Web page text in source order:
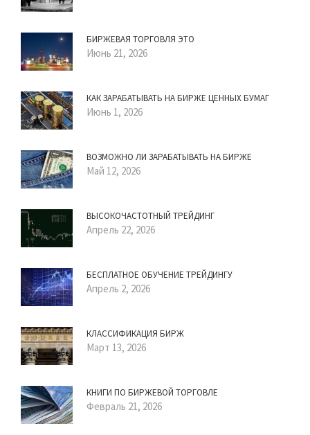
БИРЖЕВАЯ ТОРГОВЛЯ ЭТО
Июнь 21, 2026
КАК ЗАРАБАТЫВАТЬ НА БИРЖЕ ЦЕННЫХ БУМАГ
Июнь 1, 2026
ВОЗМОЖНО ЛИ ЗАРАБАТЫВАТЬ НА БИРЖЕ
Май 12, 2026
ВЫСОКОЧАСТОТНЫЙ ТРЕЙДИНГ
Апрель 22, 2026
БЕСПЛАТНОЕ ОБУЧЕНИЕ ТРЕЙДИНГУ
Апрель 2, 2026
КЛАССИФИКАЦИЯ БИРЖ
Март 13, 2026
КНИГИ ПО БИРЖЕВОЙ ТОРГОВЛЕ
Февраль 21, 2026